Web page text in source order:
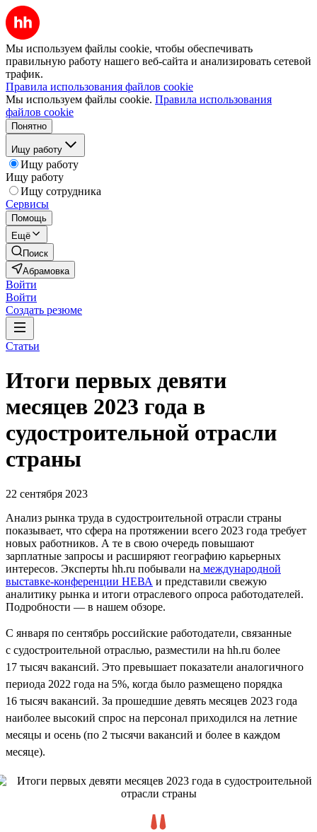
Мы используем файлы cookie, чтобы обеспечивать
правильную работу нашего веб-сайта и анализировать сетевой
трафик.
Правила использования файлов cookie
Мы используем файлы cookie. Правила использования
файлов cookie
Понятно
Ищу работу
Ищу работу
Ищу работу
Ищу сотрудника
Сервисы
Помощь
Ещё
Поиск
Абрамовка
Войти
Войти
Создать резюме
Статьи
Итоги первых девяти
месяцев 2023 года в
судостроительной отрасли
страны
22 сентября 2023
Анализ рынка труда в судостроительной отрасли страны
показывает, что сфера на протяжении всего 2023 года требует
новых работников. А те в свою очередь повышают
зарплатные запросы и расширяют географию карьерных
интересов. Эксперты hh.ru побывали на международной
выставке-конференции НЕВА и представили свежую
аналитику рынка и итоги отраслевого опроса работодателей.
Подробности — в нашем обзоре.
С января по сентябрь российские работодатели, связанные
с судостроительной отраслью, разместили на hh.ru более
17 тысяч вакансий. Это превышает показатели аналогичного
периода 2022 года на 5%, когда было размещено порядка
16 тысяч вакансий. За прошедшие девять месяцев 2023 года
наиболее высокий спрос на персонал приходился на летние
месяцы и осень (по 2 тысячи вакансий и более в каждом
месяце).